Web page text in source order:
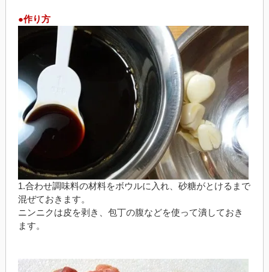
●作り方
1.合わせ調味料の材料をボウルに入れ、砂糖がとけるまで
混ぜておきます。
ニンニクは皮を剥き、包丁の腹などを使って潰しておき
ます。